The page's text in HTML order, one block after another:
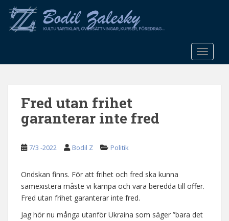
o
Fred utan frihet
garanterar inte fred
7/3 -2022 Bodil Z Politik
Ondskan finns. För att frihet och fred ska kunna
samexistera måste vi kämpa och vara beredda till offer.
Fred utan frihet garanterar inte fred.
Jag hör nu många utanför Ukraina som säger ”bara det